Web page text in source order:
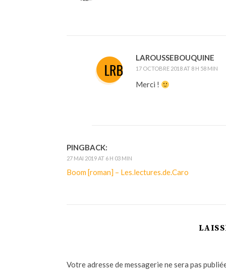
LAROUSSEBOUQUINE
17 OCTOBRE 2018 AT 8 H 58 MIN
Merci !
PINGBACK:
27 MAI 2019 AT 6 H 03 MIN
Boom [roman] – Les.lectures.de.Caro
Votre adresse de messagerie ne sera pas